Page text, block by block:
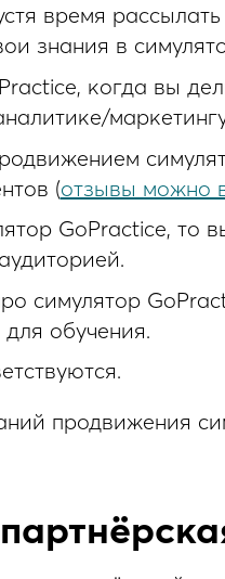
время
знания в
когда вы
(отзывы можно
GoPractice, то
симулятор
обучения.
продвижения